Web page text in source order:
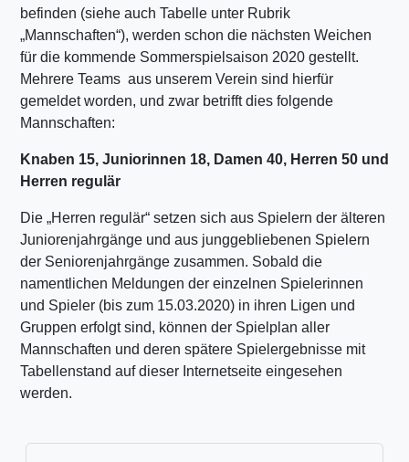
befinden (siehe auch Tabelle unter Rubrik
„Mannschaften“), werden schon die nächsten Weichen
für die kommende Sommerspielsaison 2020 gestellt.
Mehrere Teams aus unserem Verein sind hierfür
gemeldet worden, und zwar betrifft dies folgende
Mannschaften:
Knaben 15, Juniorinnen 18, Damen 40, Herren 50 und
Herren regulär
Die „Herren regulär“ setzen sich aus Spielern der älteren
Juniorenjahrgänge und aus junggebliebenen Spielern
der Seniorenjahrgänge zusammen. Sobald die
namentlichen Meldungen der einzelnen Spielerinnen
und Spieler (bis zum 15.03.2020) in ihren Ligen und
Gruppen erfolgt sind, können der Spielplan aller
Mannschaften und deren spätere Spielergebnisse mit
Tabellenstand auf dieser Internetseite eingesehen
werden.